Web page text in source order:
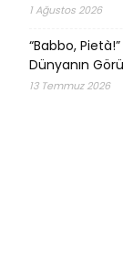
1 Ağustos 2026
“Babbo,
Dünyanın
13 Temmuz 2026